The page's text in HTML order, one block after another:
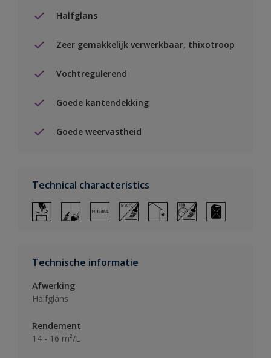
Halfglans
Zeer gemakkelijk verwerkbaar, thixotroop
Vochtregulerend
Goede kantendekking
Goede weervastheid
Technical characteristics
Technische informatie
Afwerking
Halfglans
Rendement
14 - 16 m²/L